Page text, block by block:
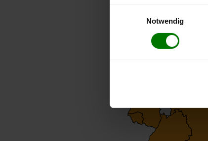
Notwendig